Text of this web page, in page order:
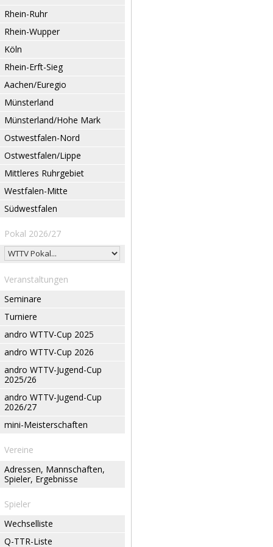
Rhein-Ruhr
Rhein-Wupper
Köln
Rhein-Erft-Sieg
Aachen/Euregio
Münsterland
Münsterland/Hohe Mark
Ostwestfalen-Nord
Ostwestfalen/Lippe
Mittleres Ruhrgebiet
Westfalen-Mitte
Südwestfalen
Pokal 2026/27
Veranstaltungen
Seminare
Turniere
andro WTTV-Cup 2025
andro WTTV-Cup 2026
andro WTTV-Jugend-Cup
2025/26
andro WTTV-Jugend-Cup
2026/27
mini-Meisterschaften
Vereine
Adressen, Mannschaften,
Spieler, Ergebnisse
Spieler
Wechselliste
Q-TTR-Liste